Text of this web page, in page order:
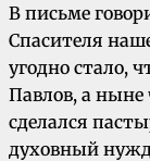
В письме
Спасителя
угодно стало,
Павлов, а ныне
сделался
духовный